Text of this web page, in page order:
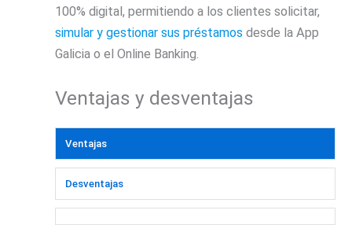
100% digital, permitiendo a los clientes solicitar,
simular y gestionar sus préstamos desde la App
Galicia o el Online Banking.
Ventajas y desventajas
Ventajas
Desventajas